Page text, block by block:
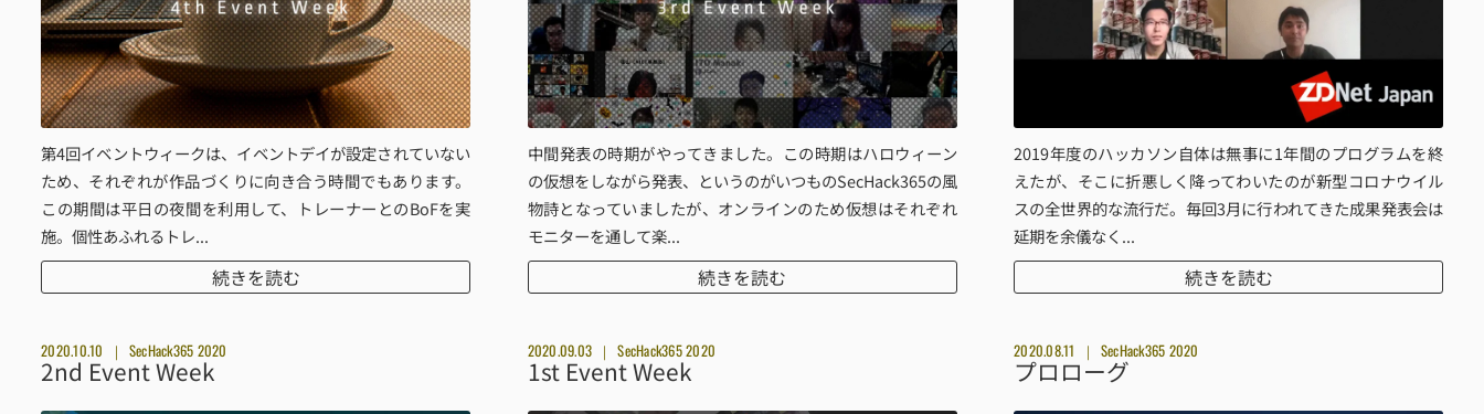
第4回イベントウィークは、イベントデイが設定されていない
ため、それぞれが作品づくりに向き合う時間でもあります。
この期間は平日の夜間を利用して、トレーナーとのBoFを実
施。個性あふれるトレ...
続きを読む
中間発表の時期がやってきました。この時期はハロウィーン
の仮想をしながら発表、というのがいつものSecHack365の風
物詩となっていましたが、オンラインのため仮想はそれぞれ
モニターを通して楽...
続きを読む
2019年度のハッカソン自体は無事に1年間のプログラムを終
えたが、そこに折悪しく降ってわいたのが新型コロナウイル
スの全世界的な流行だ。毎回3月に行われてきた成果発表会は
延期を余儀なく...
続きを読む
2020.10.10 SecHack365 2020
2nd Event Week
2020.09.03 SecHack365 2020
1st Event Week
2020.08.11 SecHack365 2020
プロローグ